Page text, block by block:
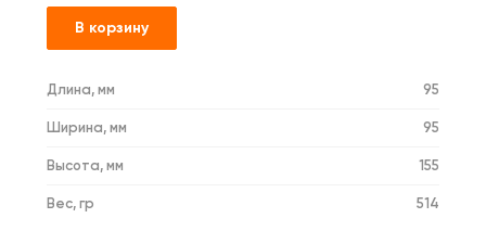
В корзину
Длина, мм 95
Ширина, мм 95
Высота, мм 155
Вес, гр 514